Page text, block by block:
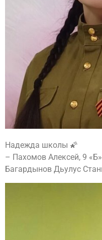
Надежда школы 🌠
– Пахомов Алексей, 9
Багардынов Дьулус